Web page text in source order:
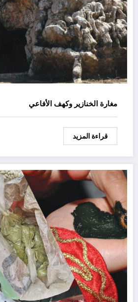
مغارة الخنازير وكهف الأفاعي
قراءة المزيد